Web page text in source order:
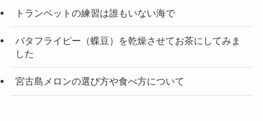
トランペットの練習は誰もいない海で
バタフライピー（蝶豆）を乾燥させてお茶にしてみま
した
宮古島メロンの選び方や食べ方について